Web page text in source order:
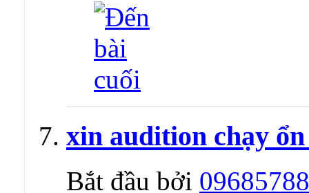
xin audition chạy
Bắt đầu bởi